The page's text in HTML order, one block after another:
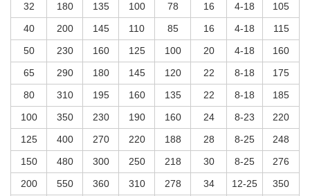
32
180 135 100 78 16 4-18
105
40
200 145 110 85 16 4-18
115
50
230 160 125 100 20 4-18
160
65
290 180 145 120 22 8-18
175
80
310 195 160 135 22 8-18
185
100
350 230 190 160 24 8-23
220
125
400 270 220 188 28 8-25
248
150
480 300 250 218 30 8-25
276
200
550 360 310 278 34 12-25
350